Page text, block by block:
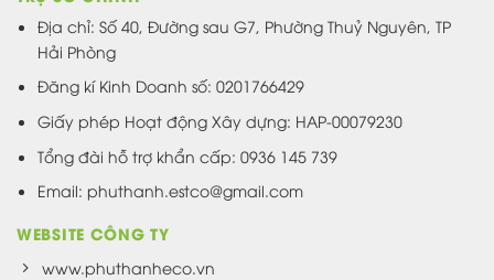
Địa chỉ: Số 40, Đường sau G7, Phường Thuỷ Nguyên, TP
Hải Phòng
Đăng kí Kinh Doanh số: 0201766429
Giấy phép Hoạt động Xây dựng: HAP-00079230
Tổng đài hỗ trợ khẩn cấp: 0936 145 739
Email: phuthanh.estco@gmail.com
WEBSITE CÔNG TY
www.phuthanheco.vn